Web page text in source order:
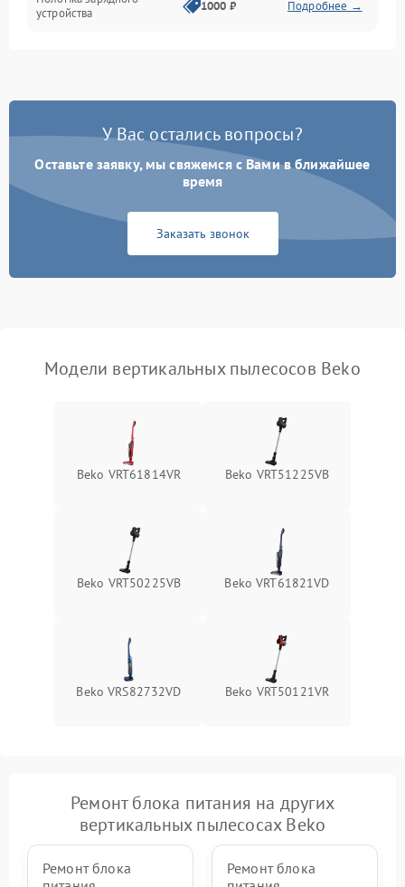
Электронные компоненты
устройства
1000 ₽ Подробнее →
Поломка кнопки
Неисправность системы
1000 ₽ Подробнее →
Неисправность системы
1000 ₽
Поломка системы
управления
1500 ₽ Подробнее →
освещения (если есть)
Повреждение внутренних
500 ₽ Подробнее →
Поломка системы защиты
У Вас остались вопросы?
Оставьте заявку, мы свяжемся с Вами в ближайшее
время
Заказать звонок
Модели вертикальных пылесосов Beko
Beko VRT61814VR Beko VRT51225VB
Beko VRT50225VB Beko VRT61821VD
Beko VRS82732VD Beko VRT50121VR
Ремонт блока питания на других
вертикальных пылесосах Beko
Ремонт блока
Ремонт блока